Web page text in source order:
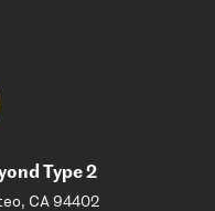
Type 2
CA 94402